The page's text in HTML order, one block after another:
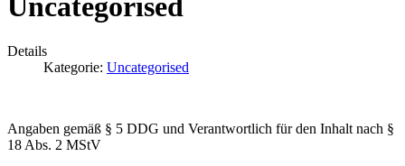
Uncategorised
Details
Kategorie: Uncategorised
Angaben gemäß § 5 DDG und Verantwortlich für den Inhalt nach §
18 Abs. 2 MStV